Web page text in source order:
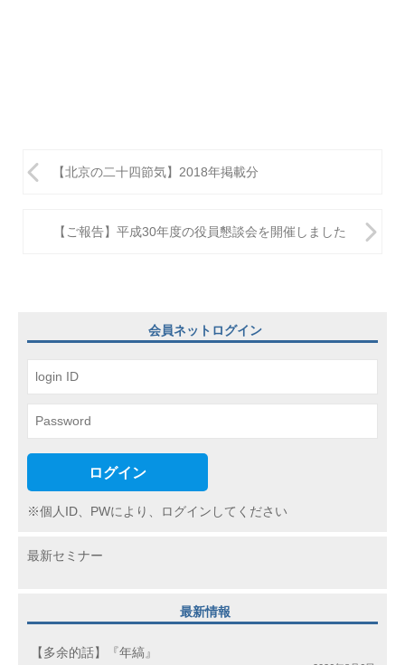
投
シ
ョ
ン
【北京の二十四節気】2018年掲載分
【ご報告】平成30年度の役員懇談会を開催しました
会員ネットログイン
ログイン
※個人ID、PWにより、ログインしてください
最新セミナー
最新情報
【多余的話】『年縞』